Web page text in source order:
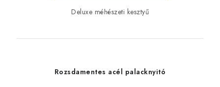
Deluxe méhészeti kesztyű
Rozsdamentes acél palacknyitó